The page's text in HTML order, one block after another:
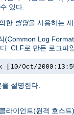
있다.
한 별명을 사용하는
(Common Log
. CLF로 만든 로그파
Oct/
설명한다.
라이언트(원격 호스트